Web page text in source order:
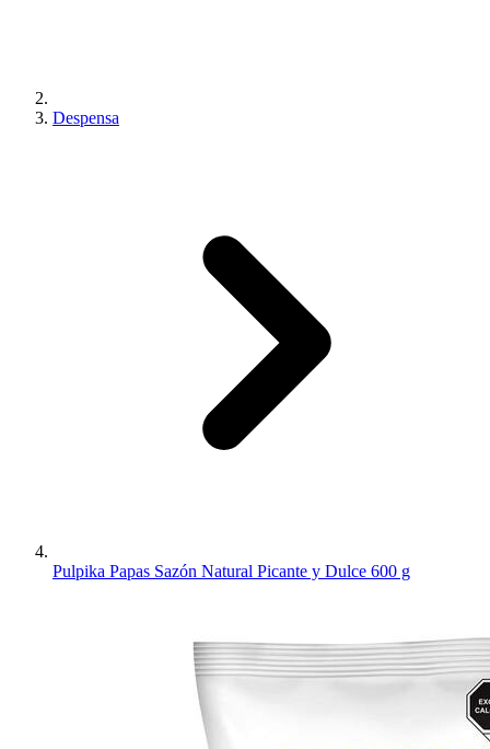
Despensa
Pulpika Papas Sazón Natural Picante y Dulce 600 g